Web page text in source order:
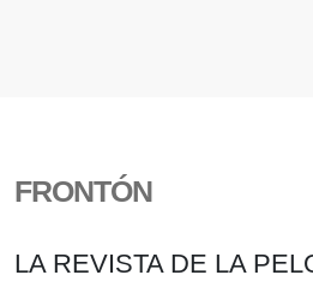
FRONTÓN
LA REVISTA DE LA